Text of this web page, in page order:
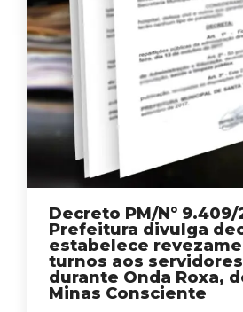
Decreto PM/N° 9.409/
Prefeitura divulga
estabelece
turnos aos
durante Onda Roxa,
Minas Consciente